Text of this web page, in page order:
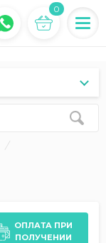
0
ОПЛАТА ПРИ
ПОЛУЧЕНИИ